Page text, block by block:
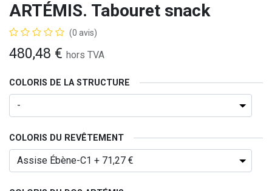
ARTÉMIS. Tabouret snack
(0 avis)
480,48 € hors TVA
COLORIS DE LA STRUCTURE
COLORIS DU REVÊTEMENT